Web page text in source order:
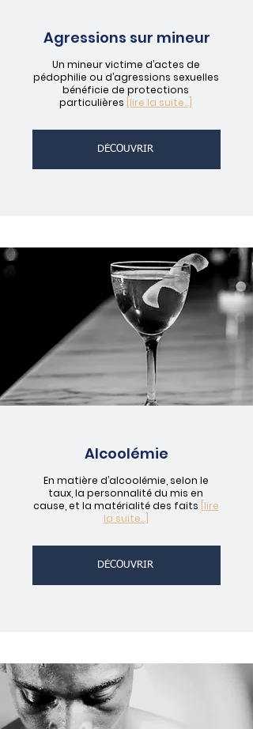
Agressions sur mineur
Un mineur victime d’actes de
pédophilie ou d’agressions sexuelles
bénéficie de protections
particulières [lire la suite...]
DÉCOUVRIR
Alcoolémie
En matière d’alcoolémie, selon le
taux, la personnalité du mis en
cause, et la matérialité des faits [lire
la suite...]
DÉCOUVRIR